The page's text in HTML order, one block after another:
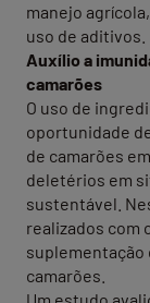
manejo
uso de aditivos.
Auxílio a
camarões
O uso de
oportunidade
de camarões
deletérios em
sustentável.
realizados com
suplementação
camarões.